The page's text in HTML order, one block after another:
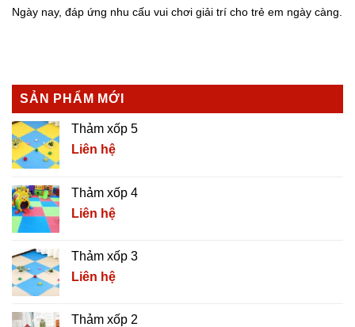
SẢN PHẨM MỚI
Thảm xốp 5
Liên hệ
Thảm xốp 4
Liên hệ
Thảm xốp 3
Liên hệ
Thảm xốp 2
Ngày nay, đáp ứng nhu cấu vui chơi giải trí cho trẻ em ngày càng.